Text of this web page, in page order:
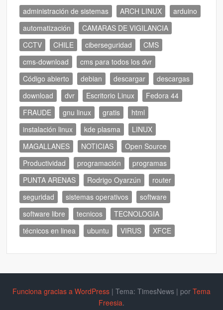
administración de sistemas ARCH LINUX
arduino
automatización
CAMARAS DE VIGILANCIA
CCTV
CHILE ciberseguridad
CMS
cms-download
cms para todos los dvr
Código abierto
debian descargar
descargas
download
dvr Escritorio Linux
Fedora 44
FRAUDE
gnu linux gratis
html
instalación linux
kde plasma
LINUX
MAGALLANES
NOTICIAS
Open Source
Productividad
programación
programas
PUNTA ARENAS
Rodrigo Oyarzún
router
seguridad
sistemas operativos
software
software libre
tecnicos
TECNOLOGIA
técnicos en linea
ubuntu VIRUS XFCE
Funciona gracias a WordPress | Tema: TimesNews | por Tema
Freesia.